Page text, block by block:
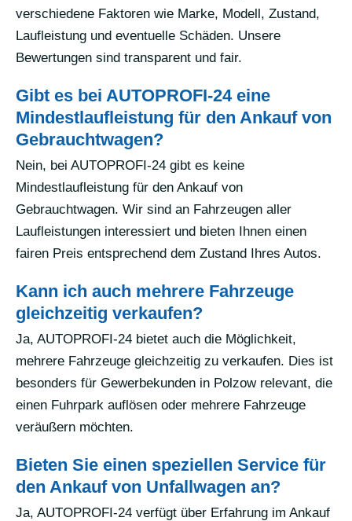
verschiedene Faktoren wie Marke, Modell, Zustand,
Laufleistung und eventuelle Schäden. Unsere
Bewertungen sind transparent und fair.
Gibt es bei AUTOPROFI-24 eine
Mindestlaufleistung für den Ankauf von
Gebrauchtwagen?
Nein, bei AUTOPROFI-24 gibt es keine
Mindestlaufleistung für den Ankauf von
Gebrauchtwagen. Wir sind an Fahrzeugen aller
Laufleistungen interessiert und bieten Ihnen einen
fairen Preis entsprechend dem Zustand Ihres Autos.
Kann ich auch mehrere Fahrzeuge
gleichzeitig verkaufen?
Ja, AUTOPROFI-24 bietet auch die Möglichkeit,
mehrere Fahrzeuge gleichzeitig zu verkaufen. Dies ist
besonders für Gewerbekunden in Polzow relevant, die
einen Fuhrpark auflösen oder mehrere Fahrzeuge
veräußern möchten.
Bieten Sie einen speziellen Service für
den Ankauf von Unfallwagen an?
Ja, AUTOPROFI-24 verfügt über Erfahrung im Ankauf